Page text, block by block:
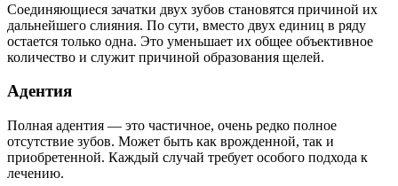
Соединяющиеся зачатки двух зубов становятся причиной их
дальнейшего слияния. По сути, вместо двух единиц в ряду
остается только одна. Это уменьшает их общее объективное
количество и служит причиной образования щелей.
Адентия
Полная адентия — это частичное, очень редко полное
отсутствие зубов. Может быть как врожденной, так и
приобретенной. Каждый случай требует особого подхода к
лечению.